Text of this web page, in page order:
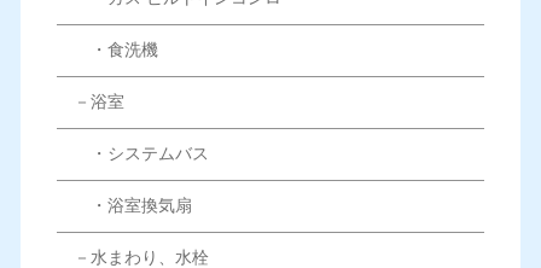
・食洗機
－浴室
・システムバス
・浴室換気扇
－水まわり、水栓